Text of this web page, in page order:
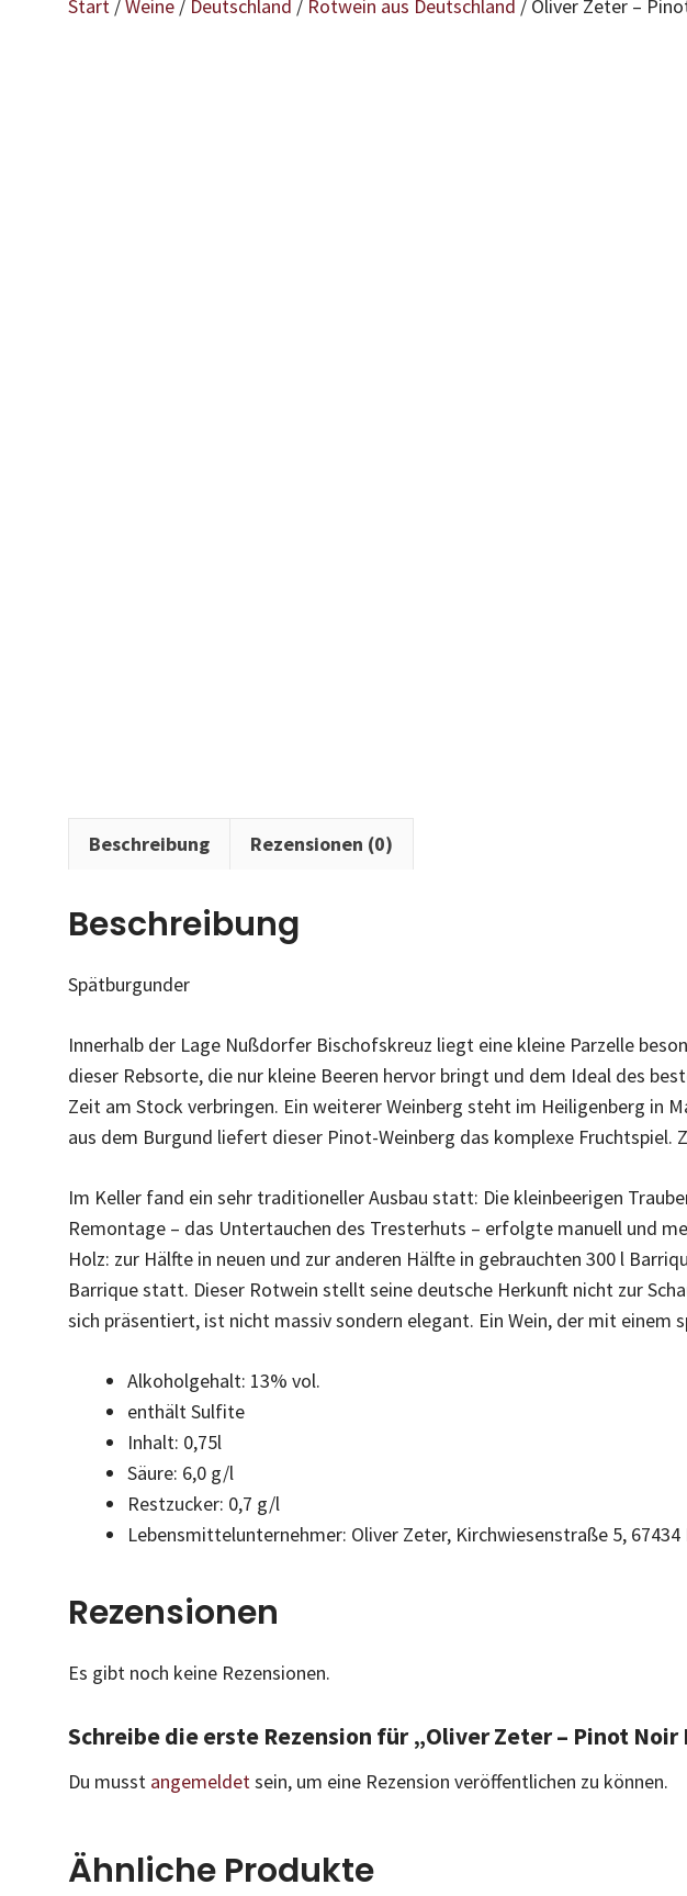
Start /Weine / Deutschland / Rotwein aus Deutschland / Oliver Zeter –
Beschreibung Rezensionen (0)
Beschreibung
Spätburgunder
Innerhalb der Lage Nußdorfer Bischofskreuz liegt eine kleine Parzelle
dieser Rebsorte, die nur kleine Beeren hervor bringt und dem Ideal des
Zeit am Stock verbringen. Ein weiterer Weinberg steht im Heiligenberg in
aus dem Burgund liefert dieser Pinot-Weinberg das komplexe
Im Keller fand ein sehr traditioneller Ausbau statt: Die kleinbeerigen
Remontage – das Untertauchen des Tresterhuts – erfolgte manuell und
Holz: zur Hälfte in neuen und zur anderen Hälfte in gebrauchten 300 l
Barrique statt. Dieser Rotwein stellt seine deutsche Herkunft nicht zur
sich präsentiert, ist nicht massiv sondern elegant. Ein Wein, der mit einem
Alkoholgehalt: 13% vol.
enthält Sulfite
Inhalt: 0,75l
Säure: 6,0 g/l
Restzucker: 0,7 g/l
Lebensmittelunternehmer: Oliver Zeter, Kirchwiesenstraße 5,
Rezensionen
Es gibt noch keine Rezensionen.
Schreibe die erste Rezension für „Oliver Zeter – Pinot Noir
Du musst angemeldetsein, um eine Rezension veröffentlichen zu können.
Ähnliche Produkte